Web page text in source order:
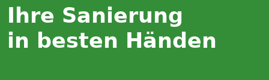
Ihre Sanierung
in besten Händen